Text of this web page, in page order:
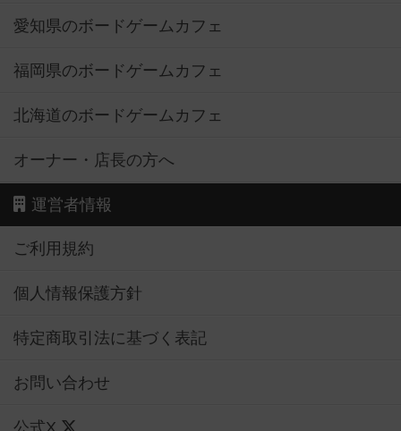
愛知県のボードゲームカフェ
福岡県のボードゲームカフェ
北海道のボードゲームカフェ
オーナー・店長の方へ
運営者情報
ご利用規約
個人情報保護方針
特定商取引法に基づく表記
お問い合わせ